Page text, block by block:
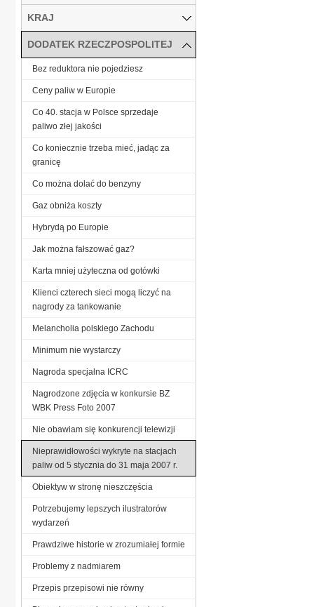
KRAJ
DODATEK RZECZPOSPOLITEJ
Bez reduktora nie pojedziesz
Ceny paliw w Europie
Co 40. stacja w Polsce sprzedaje
paliwo złej jakości
Co koniecznie trzeba mieć, jadąc za
granicę
Co można dolać do benzyny
Gaz obniża koszty
Hybrydą po Europie
Jak można fałszować gaz?
Karta mniej użyteczna od gotówki
Klienci czterech sieci mogą liczyć na
nagrody za tankowanie
Melancholia polskiego Zachodu
Minimum nie wystarczy
Nagroda specjalna ICRC
Nagrodzone zdjęcia w konkursie BZ
WBK Press Foto 2007
Nie obawiam się konkurencji telewizji
Nieprawidłowości wykryte na stacjach
paliw od 5 stycznia do 31 maja 2007 r.
Obiektyw w stronę nieszczęścia
Potrzebujemy lepszych ilustratorów
wydarzeń
Prawdziwe historie w zrozumiałej formie
Problemy z nadmiarem
Przepis przepisowi nie równy